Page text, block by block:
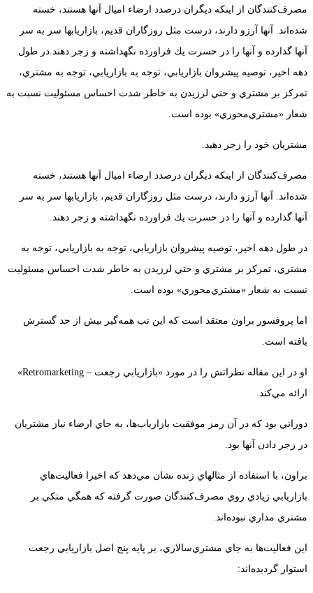
مصرف‌كنندگان از اينكه ديگران درصدد ارضاء اميال آنها هستند،‌ خسته
شده‌اند. آنها آرزو دارند،‌ درست مثل روزگاران قديم، بازاريابها سر به سر
آنها گذارده و آنها را در حسرت يك فراورده نگهداشته و زجر دهند.در طول
دهه اخير، توصيه پيشروان بازاريابي، توجه به بازاريابي، ‌توجه به مشتري،‌
تمركز بر مشتري و حتي لرزيدن به خاطر شدت احساس مسئوليت نسبت به
شعار «مشتري‌محوري» بوده است.
مشتریان خود را زجر دهید.
مصرف‌كنندگان از اينكه ديگران درصدد ارضاء اميال آنها هستند،‌ خسته
شده‌اند. آنها آرزو دارند،‌ درست مثل روزگاران قديم، بازاريابها سر به سر
آنها گذارده و آنها را در حسرت يك فراورده نگهداشته و زجر دهند.
در طول دهه اخير، توصيه پيشروان بازاريابي، توجه به بازاريابي، ‌توجه به
مشتري،‌ تمركز بر مشتري و حتي لرزيدن به خاطر شدت احساس مسئوليت
نسبت به شعار «مشتري‌محوري» بوده است.
اما پروفسور براون معتقد است كه اين تب همه‌گير بيش از حد گسترش
يافته است.
او در اين مقاله نظراتش را در مورد «بازاريابي رجعت – Retromarketing»
ارائه مي‌كند.
دوراني بود كه در آن رمز موفقيت بازارياب‌ها،‌ به جاي ارضاء نياز مشتريان
در زجر دادن آنها بود.
براون، با استفاده از مثالهاي زنده نشان مي‌دهد كه اخيرا فعاليت‌هاي
بازاريابي زيادي روي مصرف‌كنندگان صورت گرفته كه همگي متكي بر
مشتري مداري نبوده‌اند.
اين فعاليت‌ها به جاي مشتري‌سالاري، ‌بر پايه پنج اصل بازاريابي رجعت
استوار گرديده‌اند: